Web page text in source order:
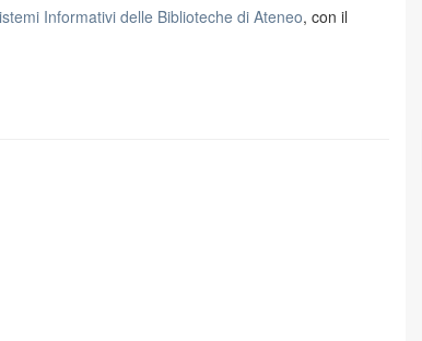
Informativi delle Biblioteche di Ateneo, con il